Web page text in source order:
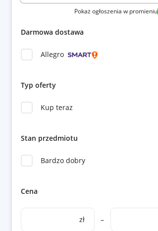
Pokaż ogłoszenia w promieniu
Darmowa dostawa
Allegro
Typ oferty
Kup teraz
Stan przedmiotu
Bardzo dobry
Cena
zł –